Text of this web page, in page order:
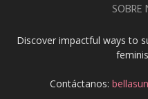
SOBRE
Discover impactful ways to
Contáctanos: